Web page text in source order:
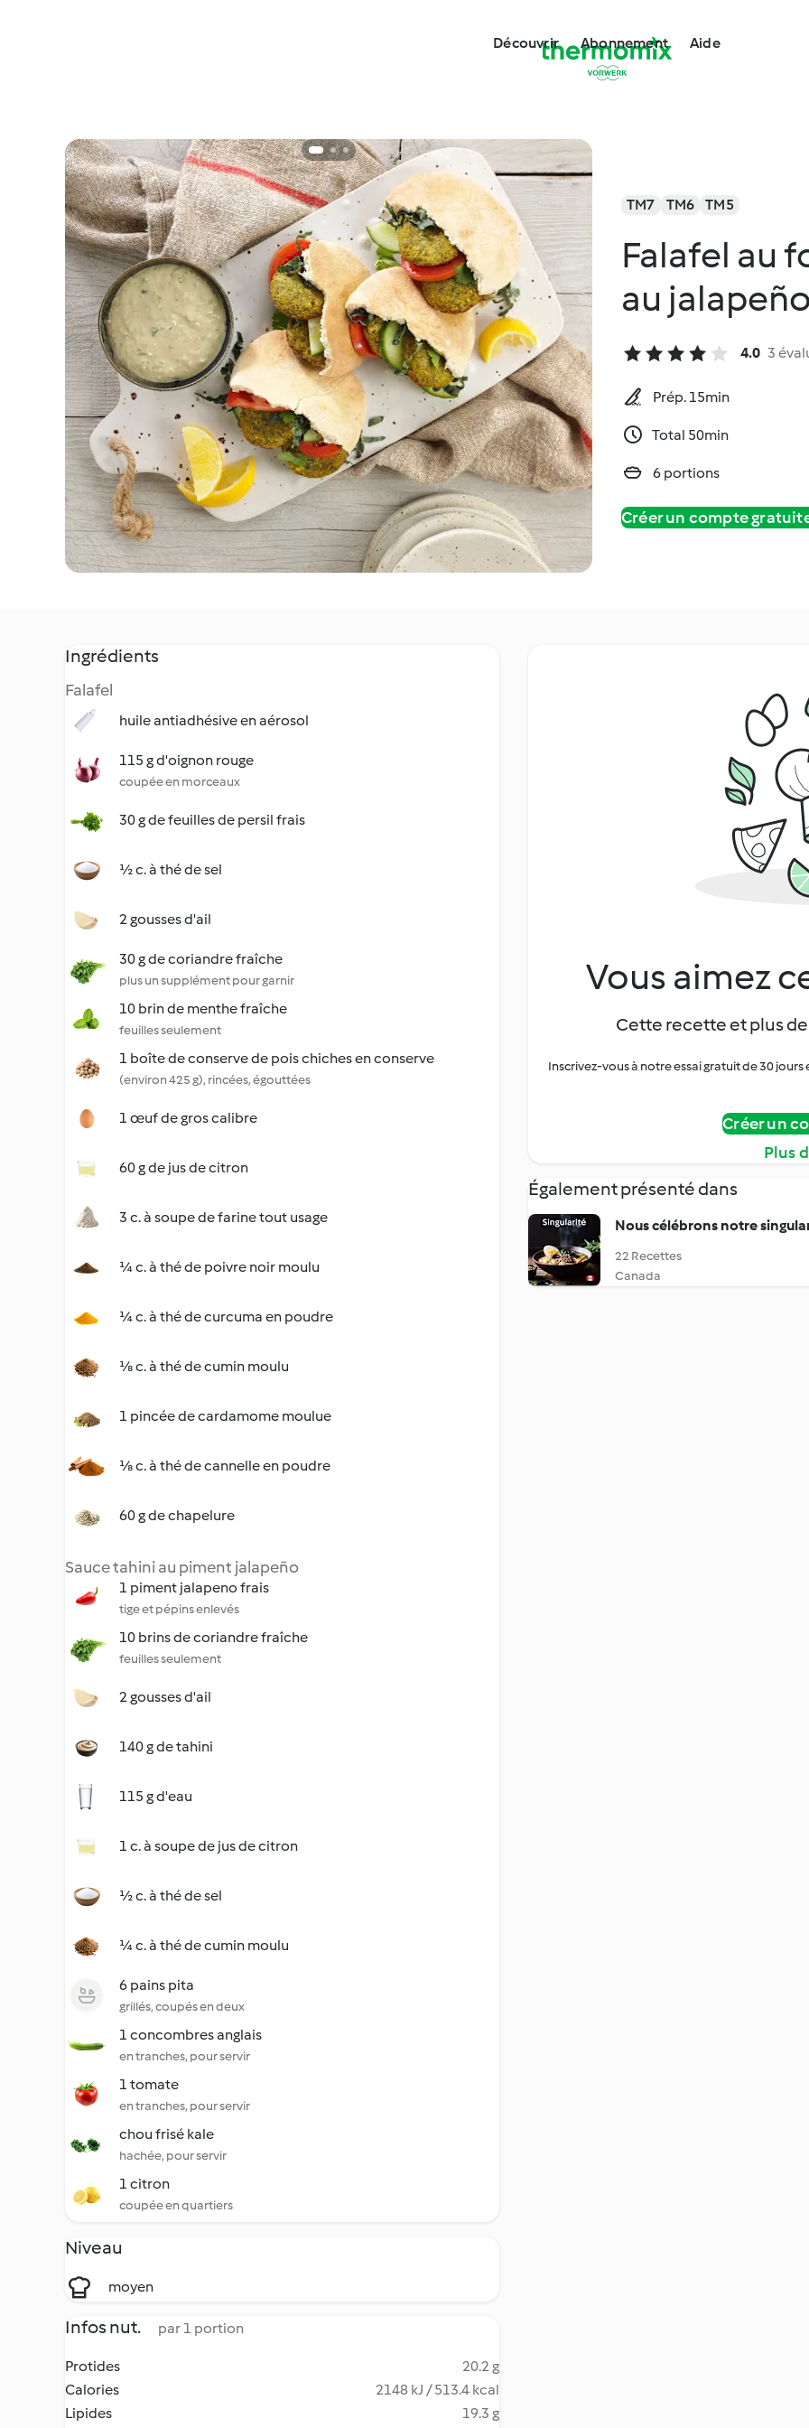
Découvrir Abonnement Aide
TM7 TM6 TM5
Falafel au
au
4.0 3
Prép. 15min
Total 50min
6 portions
Créer un compte
Ingrédients
Falafel
huile antiadhésive en aérosol
115 g d'oignon rouge
coupée en morceaux
30 g de feuilles de persil frais
½ c. à thé de sel
2 gousses d'ail
30 g de coriandre fraîche
plus un supplément pour garnir
10 brin de menthe fraîche
feuilles seulement
1 boîte de conserve de pois chiches en conserve
(environ 425 g), rincées, égouttées
1 œuf de gros calibre
60 g de jus de citron
3 c. à soupe de farine tout usage
¼ c. à thé de poivre noir moulu
¼ c. à thé de curcuma en poudre
⅛ c. à thé de cumin moulu
1 pincée de cardamome moulue
⅛ c. à thé de cannelle en poudre
60 g de chapelure
Sauce tahini au piment jalapeño
1 piment jalapeno frais
tige et pépins enlevés
10 brins de coriandre fraîche
feuilles seulement
2 gousses d'ail
140 g de tahini
115 g d'eau
1 c. à soupe de jus de citron
½ c. à thé de sel
¼ c. à thé de cumin moulu
6 pains pita
grillés, coupés en deux
1 concombres anglais
en tranches, pour servir
1 tomate
en tranches, pour servir
chou frisé kale
hachée, pour servir
1 citron
coupée en quartiers
Niveau
moyen
Infos nut. par 1 portion
Protides
20.2 g
Calories
2148 kJ / 513.4 kcal
Lipides
19.3 g
Vous aimez
Cette recette et plus
Inscrivez-vous à notre essai gratuit de 30
Créer un
Plus
Également présenté dans
Nous célébrons notre
22 Recettes
Canada